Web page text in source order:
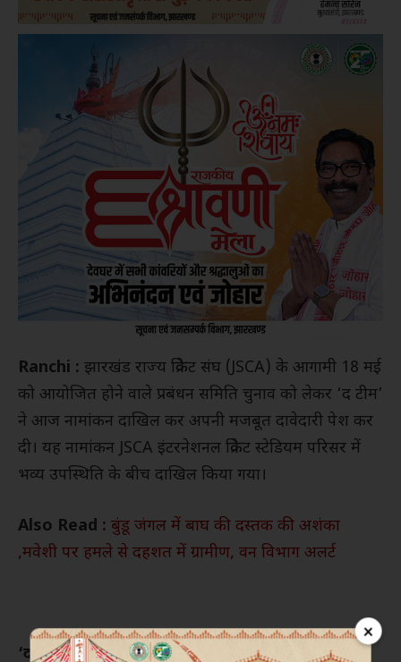
×
Ranchi : झारखंड राज्य क्रिकेट संघ (JSCA) के आगामी 18 मई
को आयोजित होने वाले प्रबंधन समिति चुनाव को लेकर ‘द टीम’
ने आज नामांकन दाखिल कर अपनी मजबूत दावेदारी पेश कर
दी। यह नामांकन JSCA इंटरनेशनल क्रिकेट स्टेडियम परिसर में
भव्य उपस्थिति के बीच दाखिल किया गया।
Also Read : बुंडू जंगल में बाघ की दस्तक की अशंका
,मवेशी पर हमले से दहशत में ग्रामीण, वन विभाग अलर्ट
‘द टीम’ के प्रत्याशी इस प्रकार हैं: